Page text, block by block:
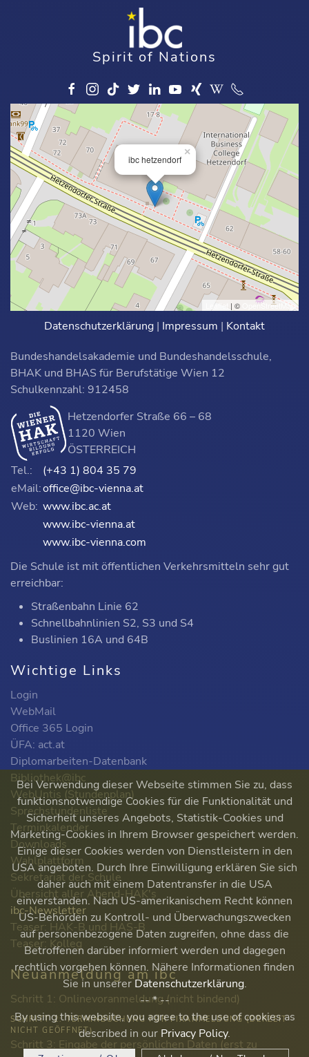
Spirit of Nations
ibc hetzendorf
×
Leaflet | © OpenStreetMap
Datenschutzerklärung | Impressum | Kontakt
Bundeshandelsakademie und Bundeshandelsschule,
BHAK und BHAS für Berufstätige Wien 12
Schulkennzahl: 912458
Hetzendorfer Straße 66 – 68
1120 Wien
ÖSTERREICH
Tel.:
(+43 1) 804 35 79
eMail:office@ibc-vienna.at
Web: www.ibc.ac.at
www.ibc-vienna.at
www.ibc-vienna.com
Die Schule ist mit öffentlichen Verkehrsmitteln sehr gut
erreichbar:
Straßenbahn Linie 62
Schnellbahnlinien S2, S3 und S4
Buslinien 16A und 64B
Wichtige Links
Login
WebMail
Office 365 Login
ÜFA: act.at
Diplomarbeiten-Datenbank
Bibliothek@ibc
WebUntis (Stundenplan)
Sprechstundenliste
Terminkalender
Downloads
Wahlplattform
Sekretariat der Schule
Übersicht aller Abend-HAK's
ibc-Newsletter
Teaser: HAK-B und HAS-B
Teaser: Kolleg
Neuanmeldung am ibc
Schritt 1: Onlinevoranmeldung (nicht bindend)
SCHRITT 2: TERMINBUCHUNG FÜR FIXANMELDUNG (DERZEIT
NICHT GEÖFFNET)
Schritt 3: Eingabe der persönlichen Daten (erst zu
Bei Verwendung dieser Webseite stimmen Sie zu, dass
funktionsnotwendige Cookies für die Funktionalität und
Sicherheit unseres Angebots, Statistik-Cookies und
Marketing-Cookies in Ihrem Browser gespeichert werden.
Einige dieser Cookies werden von Dienstleistern in den
USA angeboten. Durch Ihre Einwilligung erklären Sie sich
daher auch mit einem Datentransfer in die USA
einverstanden. Nach US-amerikanischem Recht können
US-Behörden zu Kontroll- und Überwachungszwecken
auf personenbezogene Daten zugreifen, ohne dass die
Betroffenen darüber informiert werden und dagegen
rechtlich vorgehen können. Nähere Informationen finden
Sie in unsererDatenschutzerklärung.
-- * --
By using this website, you agree to the use of cookies as
described in our Privacy Policy.